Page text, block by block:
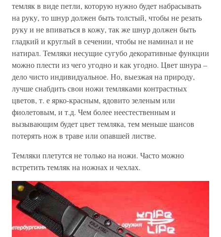
темляк в виде петли, которую нужно будет набрасывать
на руку, то шнур должен быть толстый, чтобы не резать
руку и не впиваться в кожу, так же шнур должен быть
гладкий и круглый в сечении, чтобы не наминал и не
натирал. Темляки несущие сугубо декоративные функции
можно плести из чего угодно и как угодно. Цвет шнура –
дело чисто индивидуальное. Но, выезжая на природу,
лучше снабдить свои ножи темляками контрастных
цветов, т. е ярко-красным, ядовито зеленым или
фиолетовым, и т.д. Чем более неестественным и
вызывающим будет цвет темляка, тем меньше шансов
потерять нож в траве или опавшей листве.
Темляки плетутся не только на ножи. Часто можно
встретить темляк на ножнах и чехлах.